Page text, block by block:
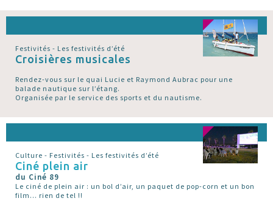
Festivités - Les festivités d’été
Croisières musicales
Rendez-vous sur le quai Lucie et Raymond Aubrac pour une
balade nautique sur l’étang.
Organisée par le service des sports et du nautisme.
Culture - Festivités - Les festivités d’été
Ciné plein air
du Ciné 89
Le ciné de plein air : un bol d’air, un paquet de pop-corn et un bon
film... rien de tel !!